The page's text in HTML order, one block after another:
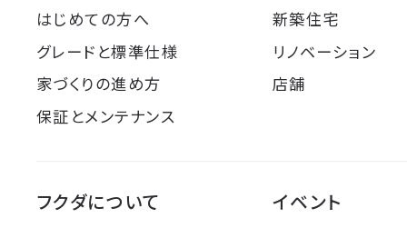
はじめての方へ
グレードと標準仕様
家づくりの進め方
保証とメンテナンス
新築住宅
リノベーション
店舗
フクダについて イベント